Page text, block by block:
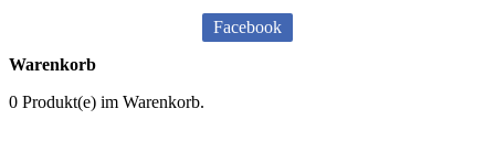
Facebook
Warenkorb
0 Produkt(e) im Warenkorb.